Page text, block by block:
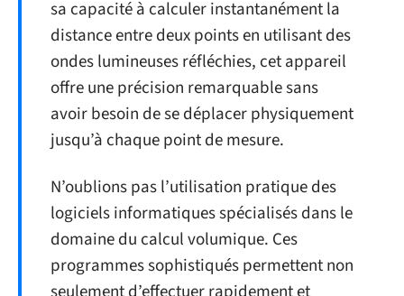
sa capacité à calculer instantanément la
distance entre deux points en utilisant des
ondes lumineuses réfléchies, cet appareil
offre une précision remarquable sans
avoir besoin de se déplacer physiquement
jusqu’à chaque point de mesure.
N’oublions pas l’utilisation pratique des
logiciels informatiques spécialisés dans le
domaine du calcul volumique. Ces
programmes sophistiqués permettent non